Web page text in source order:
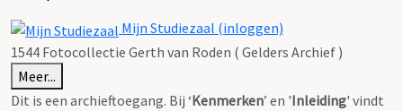
Mijn Studiezaal (inloggen)
1544 Fotocollectie Gerth van Roden ( Gelders Archief )
Meer...
Dit is een archieftoegang. Bij ‘Kenmerken’ en 'Inleiding' vindt